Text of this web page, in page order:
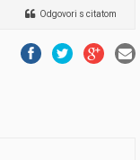
Odgovori s citatom